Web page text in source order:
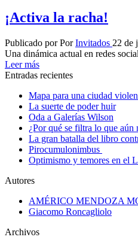
¡Activa la racha!
Publicado por PorInvitados 22 de
Una dinámica actual en redes
Leer más
Entradas recientes
Mapa para una ciudad
La suerte de poder huir
Oda a Galerías Wilson
¿Por qué se filtra lo que aún
La gran batalla del libro
Pirocumulonimbus
Optimismo y temores en el
Autores
AMÉRICO MENDOZA
Giacomo Roncagliolo
Archivos